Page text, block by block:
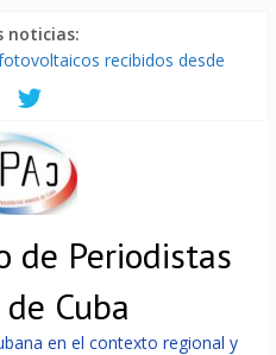
noticias:
recibidos desde
contra Cuba
de dominación de EEUU
Cuba apuntan a la
y China
marchan para que no se
de Periodistas
Cuba
en el contexto regional y